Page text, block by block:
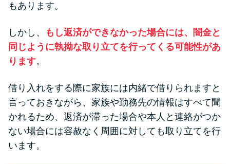
もあります。
しかし、
もし返済ができなかった場合には、闇金と
同じように執拗な取り立てを行ってくる可能性があ
ります。
借り入れをする際に家族には内緒で借りられますと
言っておきながら、家族や勤務先の情報はすべて聞
かれるため、返済が滞った場合や本人と連絡がつか
ない場合には容赦なく周囲に対しても取り立てを行
います。